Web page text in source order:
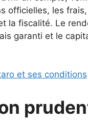
officielles, les
la fiscalité. Le
garanti et le
et ses conditions